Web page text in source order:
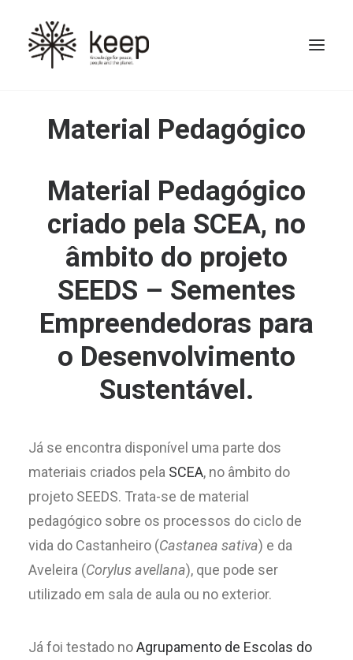
Search
Material Pedagógico
Material Pedagógico
criado pela SCEA, no
âmbito do projeto
SEEDS – Sementes
Empreendedoras para
o Desenvolvimento
Sustentável.
Já se encontra disponível uma parte dos
materiais criados pela SCEA, no âmbito do
projeto SEEDS. Trata-se de material
pedagógico sobre os processos do ciclo de
vida do Castanheiro (Castanea sativa) e da
Aveleira (Corylus avellana), que pode ser
utilizado em sala de aula ou no exterior.
Já foi testado noAgrupamento de Escolas do